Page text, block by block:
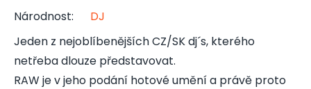
Národnost:
DJ
Jeden z nejoblíbenějších CZ/SK dj´s, kterého
netřeba dlouze představovat.
RAW je v jeho podání hotové umění a právě proto